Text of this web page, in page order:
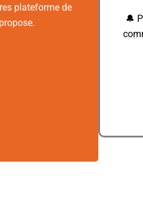
plateforme de
🔔